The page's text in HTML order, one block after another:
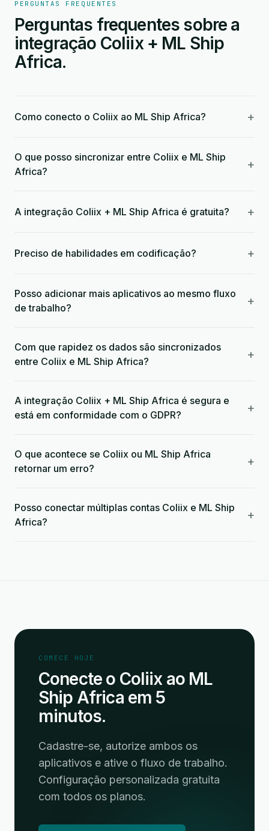
PERGUNTAS FREQUENTES
Perguntas frequentes sobre a
integração Coliix + ML Ship
Africa.
Como conecto o Coliix ao ML Ship Africa? +
O que posso sincronizar entre Coliix e ML Ship
Africa?
+
A integração Coliix + ML Ship Africa é gratuita? +
Preciso de habilidades em codificação? +
Posso adicionar mais aplicativos ao mesmo fluxo
de trabalho?
+
Com que rapidez os dados são sincronizados
entre Coliix e ML Ship Africa?
+
A integração Coliix + ML Ship Africa é segura e
está em conformidade com o GDPR?
+
O que acontece se Coliix ou ML Ship Africa
retornar um erro?
+
Posso conectar múltiplas contas Coliix e ML Ship
Africa?
+
COMECE HOJE
Conecte o Coliix ao ML
Ship Africa em 5
minutos.
Cadastre-se, autorize ambos os
aplicativos e ative o fluxo de trabalho.
Configuração personalizada gratuita
com todos os planos.